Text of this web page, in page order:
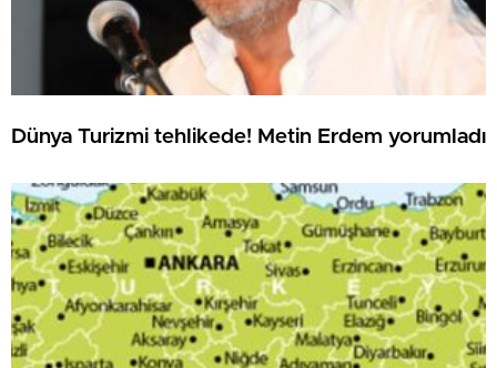
Dünya Turizmi tehlikede! Metin Erdem yorumladı